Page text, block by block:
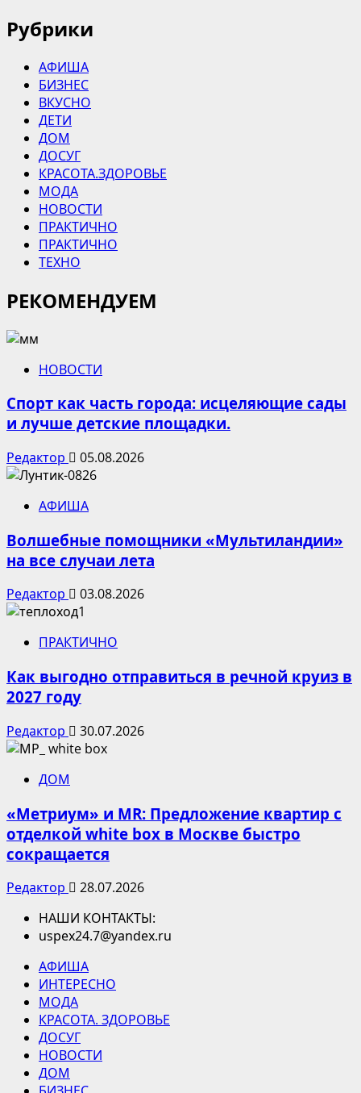
Рубрики
АФИША
БИЗНЕС
ВКУСНО
ДЕТИ
ДОМ
ДОСУГ
КРАСОТА.ЗДОРОВЬЕ
МОДА
НОВОСТИ
ПРАКТИЧНО
ПРАКТИЧНО
ТЕХНО
РЕКОМЕНДУЕМ
НОВОСТИ
Спорт как часть города: исцеляющие сады
и лучше детские площадки.
Редактор 05.08.2026
АФИША
Волшебные помощники «Мультиландии»
на все случаи лета
Редактор 03.08.2026
ПРАКТИЧНО
Как выгодно отправиться в речной круиз в
2027 году
Редактор 30.07.2026
ДОМ
«Метриум» и MR: Предложение квартир с
отделкой white box в Москве быстро
сокращается
Редактор
28.07.2026
НАШИ КОНТАКТЫ:
uspex24.7@yandex.ru
АФИША
ИНТЕРЕСНО
МОДА
КРАСОТА. ЗДОРОВЬЕ
ДОСУГ
НОВОСТИ
ДОМ